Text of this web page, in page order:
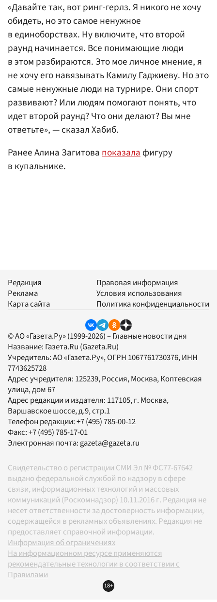
«Давайте так, вот ринг-герлз. Я никого не хочу
обидеть, но это самое ненужное
в единоборствах. Ну включите, что второй
раунд начинается. Все понимающие люди
в этом разбираются. Это мое личное мнение, я
не хочу его навязыватьКамилу Гаджиеву. Но это
самые ненужные люди на турнире. Они спорт
развивают? Или людям помогают понять, что
идет второй раунд? Что они делают? Вы мне
ответьте», — сказал Хабиб.
Ранее Алина Загитовапоказалафигуру
в купальнике.
Редакция
Реклама
Карта сайта
Правовая информация
Условия использования
Политика конфиденциальности
© АО «Газета.Ру» (1999-2026) – Главные новости дня
Название: Газета.Ru (Gazeta.Ru)
Учредитель:АО «Газета.Ру», ОГРН 1067761730376, ИНН
7743625728
Адрес учредителя: 125239, Россия, Москва, Коптевская
улица, дом 67
Адрес редакции и издателя: 117105, г. Москва,
Варшавское шоссе, д.9, стр.1
Телефон редакции:+7 (495) 785-00-12
Факс:+7 (495) 785-17-01
Электронная почта: gazeta@gazeta.ru
Свидетельство о регистрации СМИ Эл № ФС77-67642
выдано федеральной службой по надзору в сфере
связи, информационных технологий и массовых
коммуникаций (Роскомнадзор) 10.11.2016 г. Редакция не
несет ответственности за достоверность информации,
содержащейся в рекламных объявлениях. Редакция не
предоставляет справочной информации.
Информация об ограничениях
На информационном ресурсе применяются
рекомендательные технологии в соответствии с
Правилами
18+